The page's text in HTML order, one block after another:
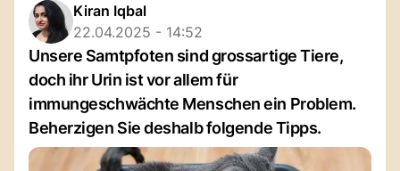
Kiran Iqbal
22.04.2025 - 14:52
Unsere Samtpfoten sind grossartige Tiere,
doch ihr Urin ist vor allem für
immungeschwächte Menschen ein Problem.
Beherzigen Sie deshalb folgende Tipps.